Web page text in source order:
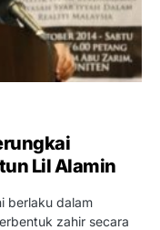
Lil Alamin
berlaku dalam
zahir secara